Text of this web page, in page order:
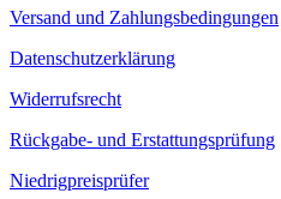
Versand und Zahlungsbedingungen
Datenschutzerklärung
Widerrufsrecht
Rückgabe- und Erstattungsprüfung
Niedrigpreisprüfer